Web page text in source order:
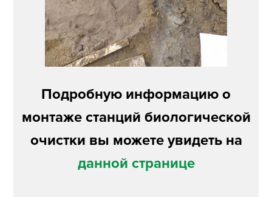
Подробную информацию о
монтаже станций биологической
очистки вы можете увидеть на
данной странице